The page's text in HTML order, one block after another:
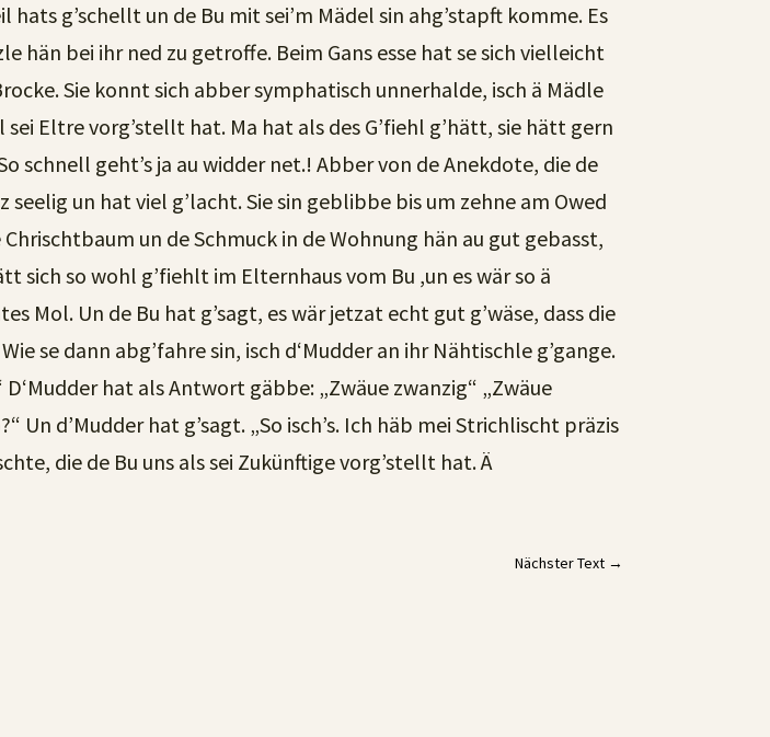
g’schellt un de Bu mit sei’m Mädel sin ahg’stapft komme. Es
hän bei ihr ned zu getroffe. Beim Gans esse hat se sich vielleicht
Sie konnt sich abber symphatisch unnerhalde, isch ä Mädle
Eltre vorg’stellt hat. Ma hat als des G’fiehl g’hätt, sie hätt gern
schnell geht’s ja au widder net.! Abber von de Anekdote, die de
un hat viel g’lacht. Sie sin geblibbe bis um zehne am Owed
un de Schmuck in de Wohnung hän au gut gebasst,
sich so wohl g’fiehlt im Elternhaus vom Bu ,un es wär so ä
Mol. Un de Bu hat g’sagt, es wär jetzat echt gut g’wäse, dass die
se dann abg’fahre sin, isch d‘Mudder an ihr Nähtischle g’gange.
hat als Antwort gäbbe: „Zwäue zwanzig“ „Zwäue
d’Mudder hat g’sagt. „So isch’s. Ich häb mei Strichlischt präzis
die de Bu uns als sei Zukünftige vorg’stellt hat. Ä
Nächster Text→